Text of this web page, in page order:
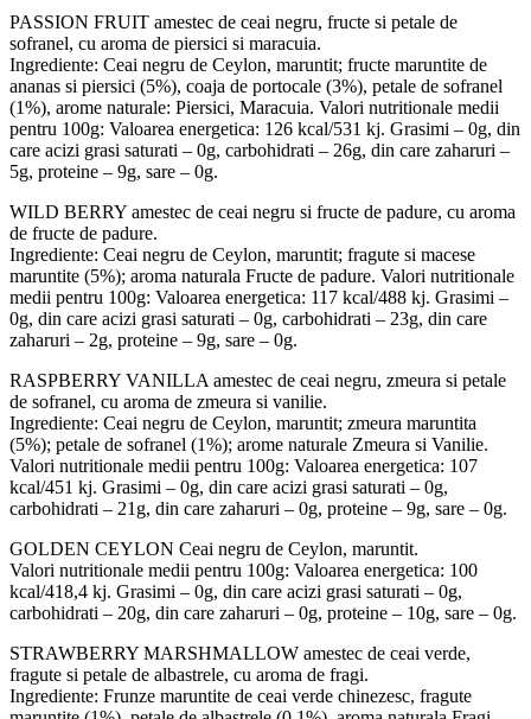
PASSION FRUIT amestec de ceai negru, fructe si petale de
sofranel, cu aroma de piersici si maracuia.
Ingrediente: Ceai negru de Ceylon, maruntit; fructe maruntite de
ananas si piersici (5%), coaja de portocale (3%), petale de sofranel
(1%), arome naturale: Piersici, Maracuia. Valori nutritionale medii
pentru 100g: Valoarea energetica: 126 kcal/531 kj. Grasimi – 0g, din
care acizi grasi saturati – 0g, carbohidrati – 26g, din care zaharuri –
5g, proteine – 9g, sare – 0g.
WILD BERRY amestec de ceai negru si fructe de padure, cu aroma
de fructe de padure.
Ingrediente: Ceai negru de Ceylon, maruntit; fragute si macese
maruntite (5%); aroma naturala Fructe de padure. Valori nutritionale
medii pentru 100g: Valoarea energetica: 117 kcal/488 kj. Grasimi –
0g, din care acizi grasi saturati – 0g, carbohidrati – 23g, din care
zaharuri – 2g, proteine – 9g, sare – 0g.
RASPBERRY VANILLA amestec de ceai negru, zmeura si petale
de sofranel, cu aroma de zmeura si vanilie.
Ingrediente: Ceai negru de Ceylon, maruntit; zmeura maruntita
(5%); petale de sofranel (1%); arome naturale Zmeura si Vanilie.
Valori nutritionale medii pentru 100g: Valoarea energetica: 107
kcal/451 kj. Grasimi – 0g, din care acizi grasi saturati – 0g,
carbohidrati – 21g, din care zaharuri – 0g, proteine – 9g, sare – 0g.
GOLDEN CEYLON Ceai negru de Ceylon, maruntit.
Valori nutritionale medii pentru 100g: Valoarea energetica: 100
kcal/418,4 kj. Grasimi – 0g, din care acizi grasi saturati – 0g,
carbohidrati – 20g, din care zaharuri – 0g, proteine – 10g, sare – 0g.
STRAWBERRY MARSHMALLOW amestec de ceai verde,
fragute si petale de albastrele, cu aroma de fragi.
Ingrediente: Frunze maruntite de ceai verde chinezesc, fragute